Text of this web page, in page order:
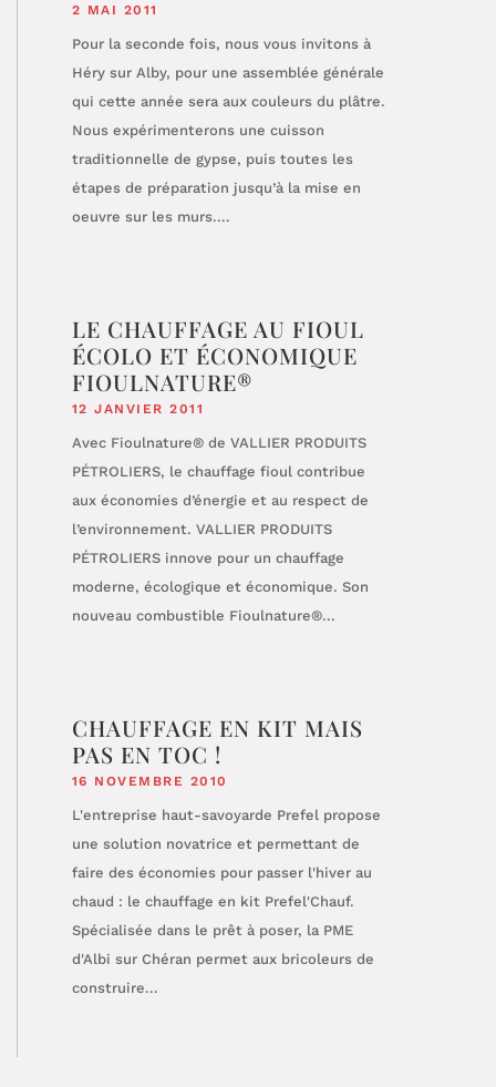
2 MAI 2011
Pour la seconde fois, nous vous invitons à
Héry sur Alby, pour une assemblée générale
qui cette année sera aux couleurs du plâtre.
Nous expérimenterons une cuisson
traditionnelle de gypse, puis toutes les
étapes de préparation jusqu’à la mise en
oeuvre sur les murs....
LE CHAUFFAGE AU FIOUL
ÉCOLO ET ÉCONOMIQUE
FIOULNATURE®
12 JANVIER 2011
Avec Fioulnature® de VALLIER PRODUITS
PÉTROLIERS, le chauffage fioul contribue
aux économies d’énergie et au respect de
l’environnement. VALLIER PRODUITS
PÉTROLIERS innove pour un chauffage
moderne, écologique et économique. Son
nouveau combustible Fioulnature®...
CHAUFFAGE EN KIT MAIS
PAS EN TOC !
16 NOVEMBRE 2010
L'entreprise haut-savoyarde Prefel propose
une solution novatrice et permettant de
faire des économies pour passer l'hiver au
chaud : le chauffage en kit Prefel'Chauf.
Spécialisée dans le prêt à poser, la PME
d'Albi sur Chéran permet aux bricoleurs de
construire...